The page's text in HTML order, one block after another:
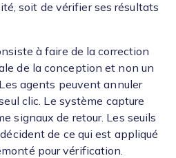
soit de vérifier ses résultats
à faire de la correction
de la conception et non un
agents peuvent annuler
clic. Le système capture
signaux de retour. Les seuils
de ce qui est appliqué
pour vérification.